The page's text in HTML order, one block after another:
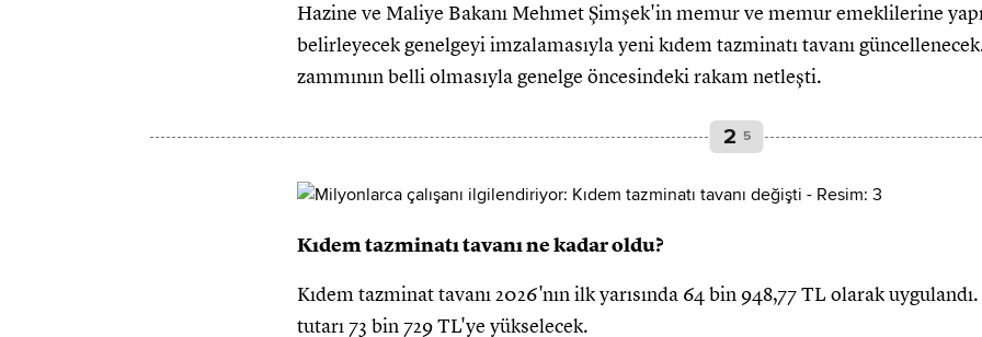
Hazine ve Maliye Bakanı Mehmet Şimşek'in memur ve memur emeklilerine
belirleyecek genelgeyi imzalamasıyla yeni kıdem tazminatı tavanı
zammının belli olmasıyla genelge öncesindeki rakam netleşti.
2 5
Kıdem tazminatı tavanı ne kadar oldu?
Kıdem tazminat tavanı 2026'nın ilk yarısında 64 bin 948,77 TL olarak
tutarı 73 bin 729 TL'ye yükselecek.